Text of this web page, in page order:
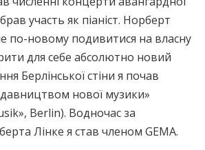
участь як піаніст. Норберт
по-новому подивитися на власну
для себе абсолютно новий
Берлінської стіни я почав
нової музики»
Berlin). Водночас за
Лінке я став членом GEMA.